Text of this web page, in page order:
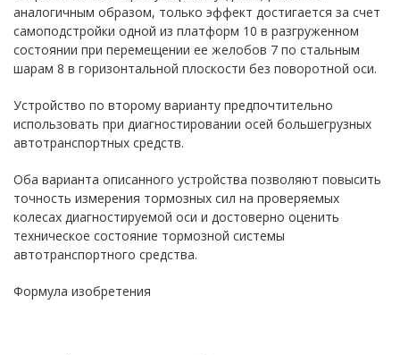
аналогичным образом, только эффект достигается за счет
самоподстройки одной из платформ 10 в разгруженном
состоянии при перемещении ее желобов 7 по стальным
шарам 8 в горизонтальной плоскости без поворотной оси.
Устройство по второму варианту предпочтительно
использовать при диагностировании осей большегрузных
автотранспортных средств.
Оба варианта описанного устройства позволяют повысить
точность измерения тормозных сил на проверяемых
колесах диагностируемой оси и достоверно оценить
техническое состояние тормозной системы
автотранспортного средства.
Формула изобретения